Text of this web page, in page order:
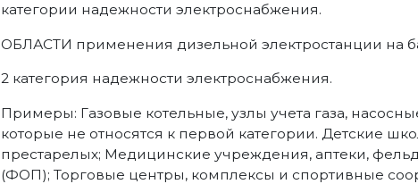
категории надежности электроснабжения.
ОБЛАСТИ применения дизельной электростанции на
2 категория надежности электроснабжения.
Примеры: Газовые котельные, узлы учета газа,
которые не относятся к первой категории. Детские
престарелых; Медицинские учреждения, аптеки,
(ФОП); Торговые центры, комплексы и спортивные